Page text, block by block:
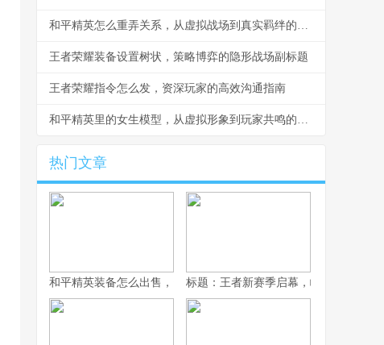
和平精英怎么重弄关系，从虚拟战场到真实羁绊的思考
王者荣耀装备设置树状，策略博弈的隐形战场副标题
王者荣耀指令怎么发，资深玩家的高效沟通指南
和平精英里的女生模型，从虚拟形象到玩家共鸣的副标题
热门文章
和平精英装备怎么出售，资深玩家的交易谋略副标题，虚拟战场的
标题：王者新赛季启幕，峡谷变革与玩